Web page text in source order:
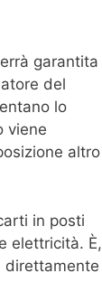
garantita
del
lo
viene
altro
in posti
elettricità. È,
direttamente